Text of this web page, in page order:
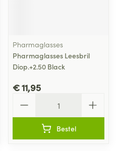
Pharmaglasses
Pharmaglasses Leesbril
Diop.+2.50 Black
€ 11,95
Bestel